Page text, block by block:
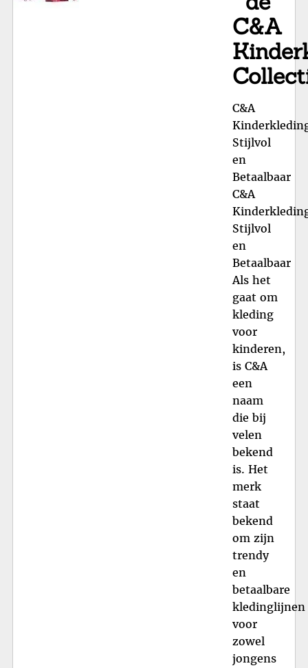
C&A
C&A
Stijlvol
en
Betaalbaar
C&A
Stijlvol
en
Betaalbaar
Als het
gaat om
kleding
voor
kinderen,
is C&A
een
naam
die bij
velen
bekend
is. Het
merk
staat
bekend
om zijn
trendy
en
betaalbare
kledinglijnen
voor
zowel
jongens